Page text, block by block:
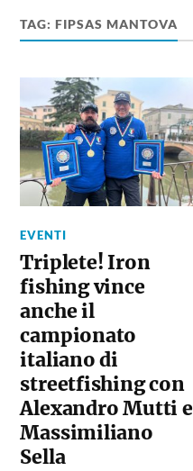
TAG:FIPSAS MANTOVA
EVENTI
Triplete! Iron
fishing vince
anche il
campionato
italiano di
streetfishing con
Alexandro Mutti e
Massimiliano
Sella